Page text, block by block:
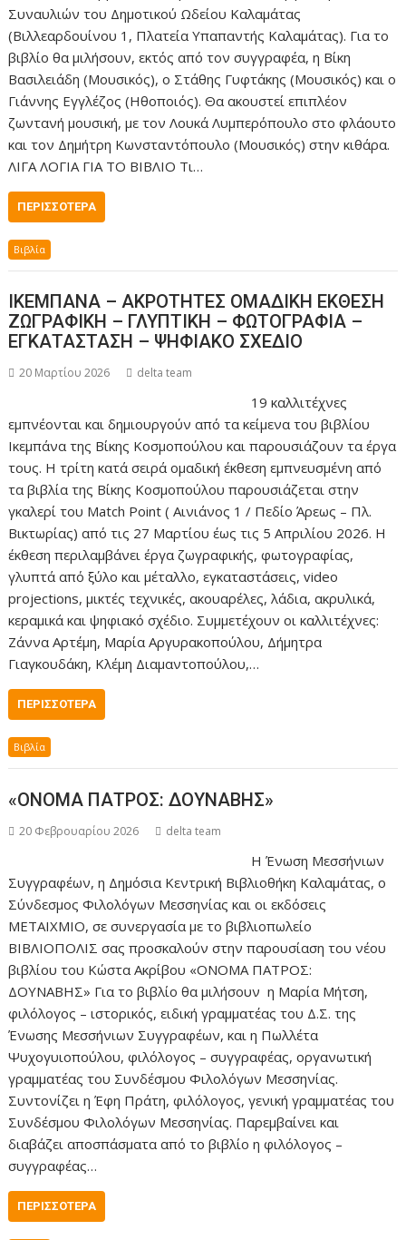
Συναυλιών του Δημοτικού Ωδείου Καλαμάτας
(Βιλλεαρδουίνου 1, Πλατεία Υπαπαντής Καλαμάτας). Για το
βιβλίο θα μιλήσουν, εκτός από τον συγγραφέα, η Βίκη
Βασιλειάδη (Μουσικός), ο Στάθης Γυφτάκης (Μουσικός) και ο
Γιάννης Εγγλέζος (Ηθοποιός). Θα ακουστεί επιπλέον
ζωντανή μουσική, με τον Λουκά Λυμπερόπουλο στο φλάουτο
και τον Δημήτρη Κωνσταντόπουλο (Μουσικός) στην κιθάρα.
ΛΙΓΑ ΛΟΓΙΑ ΓΙΑ ΤΟ ΒΙΒΛΙΟ Τι…
ΠΕΡΙΣΣΌΤΕΡΑ
Βιβλία
ΙΚΕΜΠΑΝΑ – ΑΚΡΟΤΗΤΕΣ ΟΜΑΔΙΚΗ ΕΚΘΕΣΗ
ΖΩΓΡΑΦΙΚΗ – ΓΛΥΠΤΙΚΗ – ΦΩΤΟΓΡΑΦΙΑ –
ΕΓΚΑΤΑΣΤΑΣΗ – ΨΗΦΙΑΚΟ ΣΧΕΔΙΟ
20 Μαρτίου 2026 delta team
19 καλλιτέχνες
εμπνέονται και δημιουργούν από τα κείμενα του βιβλίου
Ικεμπάνα της Βίκης Κοσμοπούλου και παρουσιάζουν τα έργα
τους. Η τρίτη κατά σειρά ομαδική έκθεση εμπνευσμένη από
τα βιβλία της Βίκης Κοσμοπούλου παρουσιάζεται στην
γκαλερί του Match Point ( Αινιάνος 1 / Πεδίο Άρεως – Πλ.
Βικτωρίας) από τις 27 Μαρτίου έως τις 5 Απριλίου 2026. Η
έκθεση περιλαμβάνει έργα ζωγραφικής, φωτογραφίας,
γλυπτά από ξύλο και μέταλλο, εγκαταστάσεις, video
projections, μικτές τεχνικές, ακουαρέλες, λάδια, ακρυλικά,
κεραμικά και ψηφιακό σχέδιο. Συμμετέχουν οι καλλιτέχνες:
Ζάννα Αρτέμη, Μαρία Αργυρακοπούλου, Δήμητρα
Γιαγκουδάκη, Κλέμη Διαμαντοπούλου,…
ΠΕΡΙΣΣΌΤΕΡΑ
Βιβλία
«ΟΝΟΜΑ ΠΑΤΡΟΣ: ΔΟΥΝΑΒΗΣ»
20 Φεβρουαρίου 2026 delta team
Η Ένωση Μεσσήνιων
Συγγραφέων, η Δημόσια Κεντρική Βιβλιοθήκη Καλαμάτας, ο
Σύνδεσμος Φιλολόγων Μεσσηνίας και οι εκδόσεις
ΜΕΤΑΙΧΜΙΟ, σε συνεργασία με το βιβλιοπωλείο
ΒΙΒΛΙΟΠΟΛΙΣ σας προσκαλούν στην παρουσίαση του νέου
βιβλίου του Κώστα Ακρίβου «ΟΝΟΜΑ ΠΑΤΡΟΣ:
ΔΟΥΝΑΒΗΣ» Για το βιβλίο θα μιλήσουν η Μαρία Μήτση,
φιλόλογος – ιστορικός, ειδική γραμματέας του Δ.Σ. της
Ένωσης Μεσσήνιων Συγγραφέων, και η Πωλλέτα
Ψυχογυιοπούλου, φιλόλογος – συγγραφέας, οργανωτική
γραμματέας του Συνδέσμου Φιλολόγων Μεσσηνίας.
Συντονίζει η Έφη Πράτη, φιλόλογος, γενική γραμματέας του
Συνδέσμου Φιλολόγων Μεσσηνίας. Παρεμβαίνει και
διαβάζει αποσπάσματα από το βιβλίο η φιλόλογος –
συγγραφέας…
ΠΕΡΙΣΣΌΤΕΡΑ